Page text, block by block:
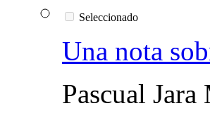
Seleccionado
Una nota
Pascual